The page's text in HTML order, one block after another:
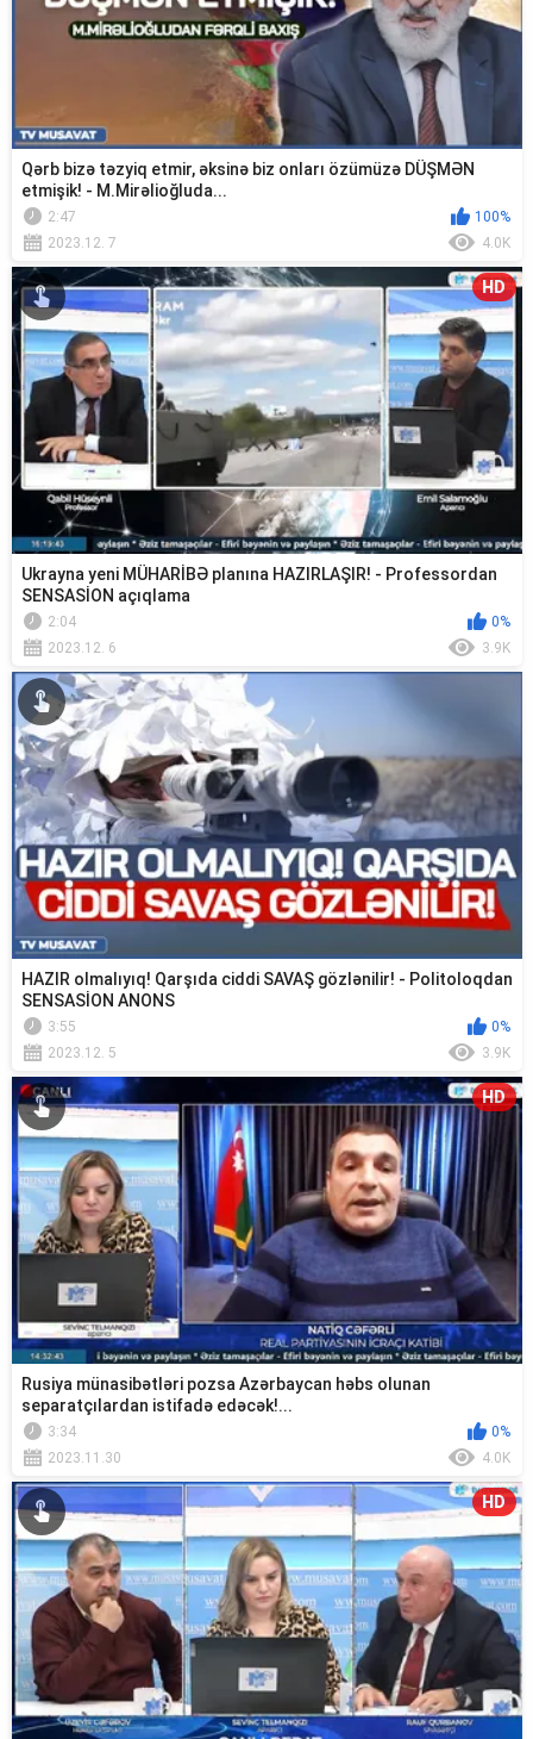
Qərb bizə təzyiq etmir, əksinə biz onları özümüzə DÜŞMƏN
etmişik! - M.Mirəlioğluda...
2:47
100%
2023.12. 7
4.0K
HD
Ukrayna yeni MÜHARİBƏ planına HAZIRLAŞIR! - Professordan
SENSASİON açıqlama
2:04
0%
2023.12. 6
3.9K
HAZIR olmalıyıq! Qarşıda ciddi SAVAŞ gözlənilir! - Politoloqdan
SENSASİON ANONS
3:55
0%
2023.12. 5
3.9K
HD
Rusiya münasibətləri pozsa Azərbaycan həbs olunan
separatçılardan istifadə edəcək!...
3:34
0%
2023.11.30
4.0K
HD